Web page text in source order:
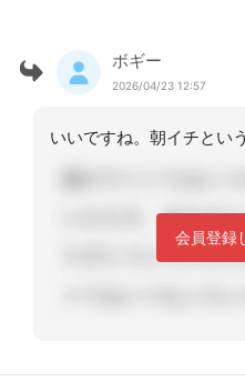
ボギー
2026/04/23 12:57
いいですね。朝イチとい
会員登録